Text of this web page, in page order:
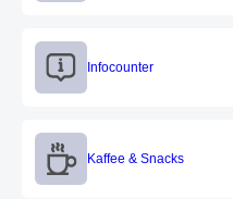
Infocounter
Infocounter
Kaffee & Snacks
Kaffee & Snacks